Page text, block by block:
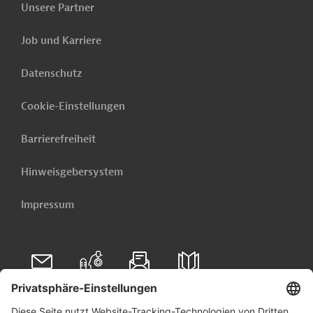
Rail Infrastructure
Company
Limited
Öffentlicher-Personen-Nahverkehr (ÖPNV)
Förderung benachteiligter Gruppen
Luft-, Klimaschutz
Elektromobilität
Straßenverkehr
Schienenverkehr
Unsere Partner
Job und Karriere
Datenschutz
Cookie-Einstellungen
Barrierefreiheit
Hinweisgebersystem
Impressum